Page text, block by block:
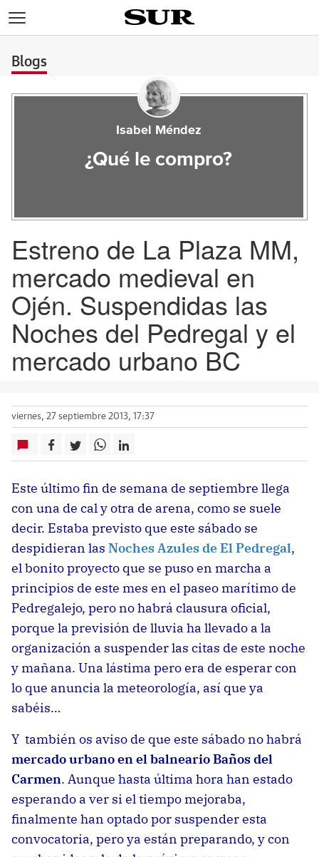
Blogs
Isabel Méndez
¿Qué le compro?
Estreno de La Plaza MM,
mercado medieval en
Ojén. Suspendidas las
Noches del Pedregal y el
mercado urbano BC
viernes, 27 septiembre 2013, 17:37
Este último fin de semana de septiembre llega
con una de cal y otra de arena, como se suele
decir. Estaba previsto que este sábado se
despidieran las Noches Azules de El Pedregal,
el bonito proyecto que se puso en marcha a
principios de este mes en el paseo marítimo de
Pedregalejo, pero no habrá clausura oficial,
porque la previsión de lluvia ha llevado a la
organización a suspender las citas de este noche
y mañana. Una lástima pero era de esperar con
lo que anuncia la meteorología, así que ya
sabéis…
Y también os aviso de que este sábado no habrá
mercado urbano en el balneario Baños del
Carmen. Aunque hasta última hora han estado
esperando a ver si el tiempo mejoraba,
finalmente han optado por suspender esta
convocatoria, pero ya están preparando, y con